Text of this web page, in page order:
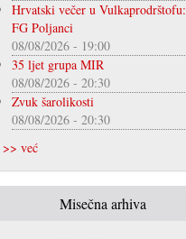
Hrvatski večer u Vulkaprodrštofu:
FG Poljanci
08/08/2026 - 19:00
35 ljet grupa MIR
08/08/2026 - 20:30
Zvuk šarolikosti
08/08/2026 - 20:30
>> već
Misečna arhiva